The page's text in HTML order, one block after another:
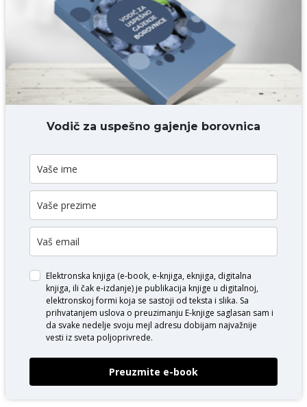
Komentar* obavezno
DODAJ KOMENTAR
Vodič za uspešno gajenje borovnica
Elektronska knjiga (e-book, e-knjiga, eknjiga, digitalna
knjiga, ili čak e-izdanje) je publikacija knjige u digitalnoj,
elektronskoj formi koja se sastoji od teksta i slika. Sa
prihvatanjem uslova o preuzimanju E-knjige saglasan sam i
da svake nedelje svoju mejl adresu dobijam najvažnije
vesti iz sveta poljoprivrede.
Preuzmite e-book